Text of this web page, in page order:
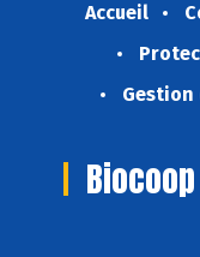
Accueil
Gestion